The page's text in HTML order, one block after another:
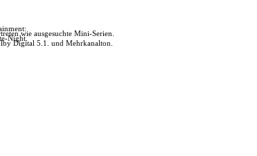
wie ausgesuchte Mini-Serien.
Night.
Digital 5.1. und Mehrkanalton.